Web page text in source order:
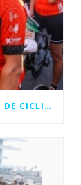
IMPORTANCIA DE LLEVAR UN BUEN CASCO DE CICLISMO PARA CARRETERA